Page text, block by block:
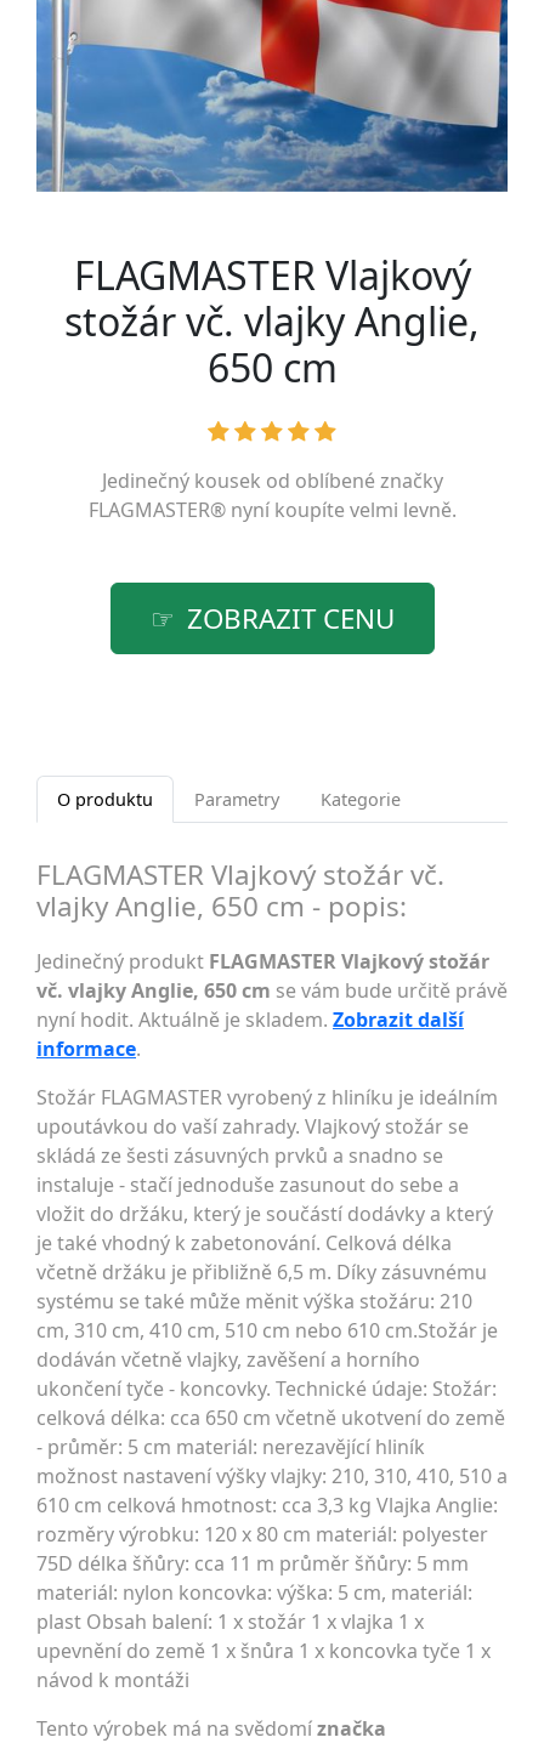
FLAGMASTER Vlajkový
stožár vč. vlajky Anglie,
650 cm
Jedinečný kousek od oblíbené značky
FLAGMASTER®nyní koupíte velmi levně.
ZOBRAZIT CENU
O produktu Parametry Kategorie
FLAGMASTER Vlajkový stožár vč.
vlajky Anglie, 650 cm - popis:
Jedinečný produkt FLAGMASTER Vlajkový stožár
vč. vlajky Anglie, 650 cm se vám bude určitě právě
nyní hodit. Aktuálně je skladem. Zobrazit další
informace.
Stožár FLAGMASTER vyrobený z hliníku je ideálním
upoutávkou do vaší zahrady. Vlajkový stožár se
skládá ze šesti zásuvných prvků a snadno se
instaluje - stačí jednoduše zasunout do sebe a
vložit do držáku, který je součástí dodávky a který
je také vhodný k zabetonování. Celková délka
včetně držáku je přibližně 6,5 m. Díky zásuvnému
systému se také může měnit výška stožáru: 210
cm, 310 cm, 410 cm, 510 cm nebo 610 cm.Stožár je
dodáván včetně vlajky, zavěšení a horního
ukončení tyče - koncovky. Technické údaje: Stožár:
celková délka: cca 650 cm včetně ukotvení do země
- průměr: 5 cm materiál: nerezavějící hliník
možnost nastavení výšky vlajky: 210, 310, 410, 510 a
610 cm celková hmotnost: cca 3,3 kg Vlajka Anglie:
rozměry výrobku: 120 x 80 cm materiál: polyester
75D délka šňůry: cca 11 m průměr šňůry: 5 mm
materiál: nylon koncovka: výška: 5 cm, materiál:
plast Obsah balení: 1 x stožár 1 x vlajka 1 x
upevnění do země 1 x šnůra 1 x koncovka tyče 1 x
návod k montáži
Tento výrobek má na svědomíznačka